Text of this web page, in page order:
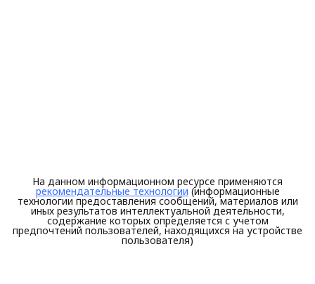
На данном информационном ресурсе применяются
рекомендательные технологии (информационные
технологии предоставления сообщений, материалов или
иных результатов интеллектуальной деятельности,
содержание которых определяется с учетом
предпочтений пользователей, находящихся на устройстве
пользователя)